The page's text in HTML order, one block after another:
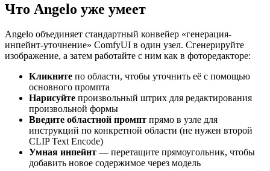
Что Angelo уже умеет
Angelo объединяет стандартный конвейер «генерация-
инпейнт-уточнение» ComfyUI в один узел. Сгенерируйте
изображение, а затем работайте с ним как в фоторедакторе:
Кликните по области, чтобы уточнить её с помощью
основного промпта
Нарисуйте произвольный штрих для редактирования
произвольной формы
Введите областной промпт прямо в узле для
инструкций по конкретной области (не нужен второй
CLIP Text Encode)
Умная инпейнт — перетащите прямоугольник, чтобы
добавить новое содержимое через модель